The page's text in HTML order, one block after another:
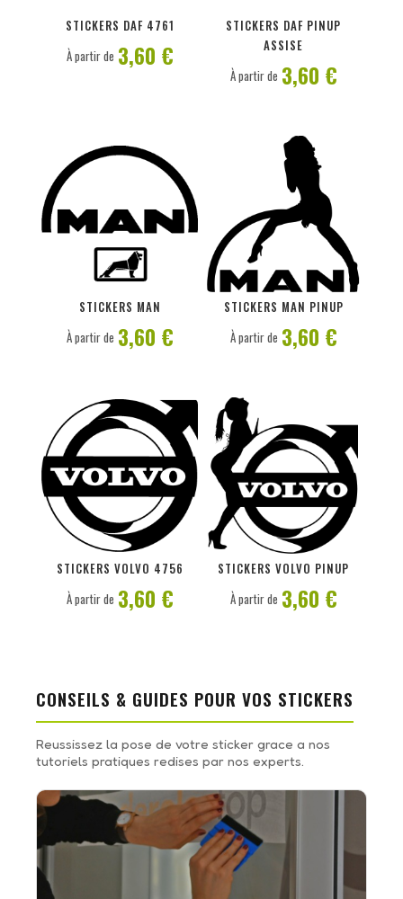
STICKERS DAF 4761
À partir de 3,60 €
STICKERS DAF PINUP
ASSISE
À partir de 3,60 €
STICKERS MAN
À partir de 3,60 €
STICKERS MAN PINUP
PERSONNALISER
À partir de 3,60 €
STICKERS VOLVO 4756
PERSONNALISER
À partir de 3,60 €
STICKERS VOLVO PINUP
PERSONNALISER
À partir de 3,60 €
CONSEILS & GUIDES POUR VOS STICKERS
Reussissez la pose de votre sticker grace a nos
tutoriels pratiques redises par nos experts.